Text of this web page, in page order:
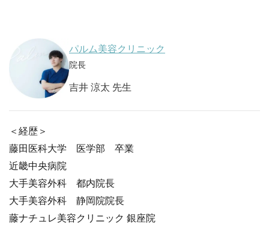
パルム美容クリニック
院長
吉井 涼太 先生
＜経歴＞
藤田医科大学 医学部 卒業
近畿中央病院
大手美容外科 都内院長
大手美容外科 静岡院院長
藤ナチュレ美容クリニック 銀座院